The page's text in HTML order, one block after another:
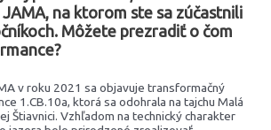
na ktorom ste sa zúčastnili
Môžete prezradiť o čom
v roku 2021 sa objavuje transformačný
1.CB.10a, ktorá sa odohrala na tajchu Malá
Štiavnici. Vzhľadom na technický charakter